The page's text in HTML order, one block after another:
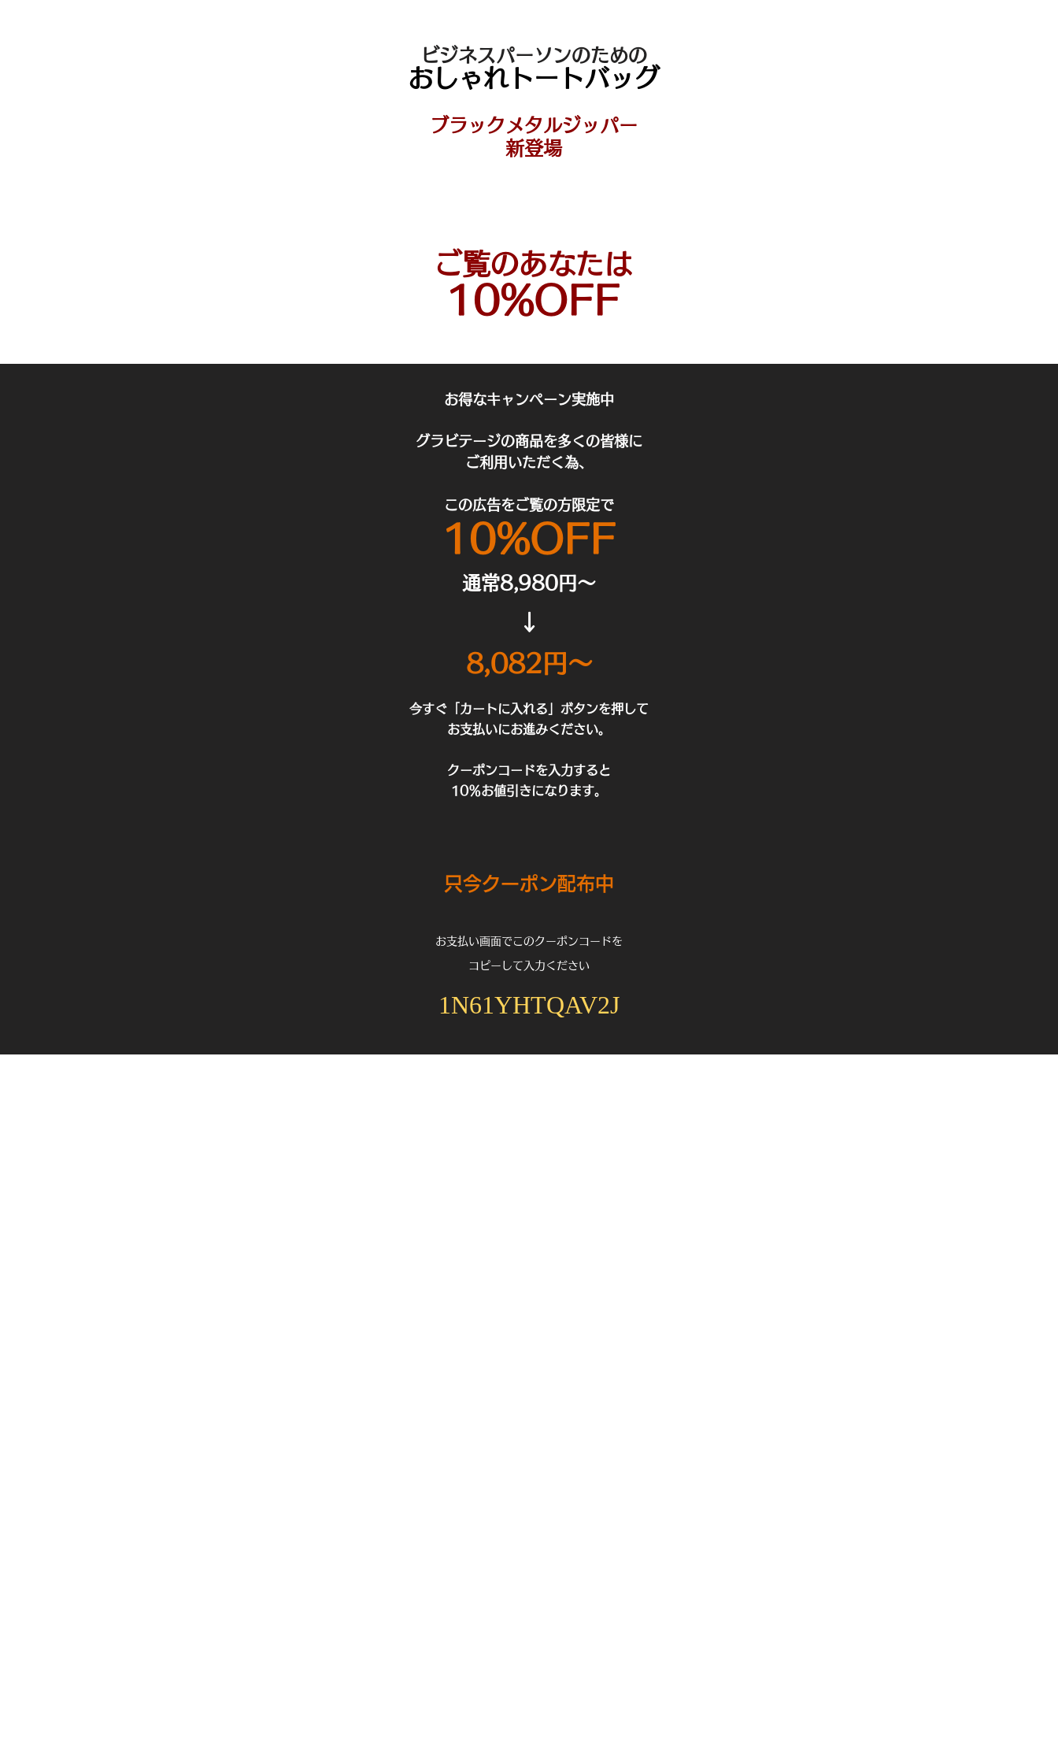
ビジネスパーソンのための
おしゃれトートバッグ
ブラックメタルジッパー
新登場
ご覧のあなたは
10%OFF
只今クーポン配布中
お支払い画面でこのクーポンコードを
コピーして入力ください
1N61YHTQAV2J
お得なキャンペーン実施中
グラビテージの商品を多くの皆様に
​ご利用いただく為、
この広告をご覧の方限定で
10%OFF
通常8,980円～
↓
8,082円～
今すぐ「カートに入れる」ボタンを押して
お支払いにお進みください。
クーポンコードを入力すると
​10％お値引きになります。